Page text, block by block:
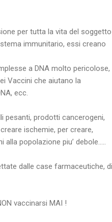
per tutta la vita del soggetto
immunitario, essi creano
a DNA molto pericolose,
Vaccini che aiutano la
ecc.
pesanti, prodotti cancerogeni,
ischemie, per creare,
popolazione piu’ debole…..
dalle case farmaceutiche, di
vaccinarsi MAI !